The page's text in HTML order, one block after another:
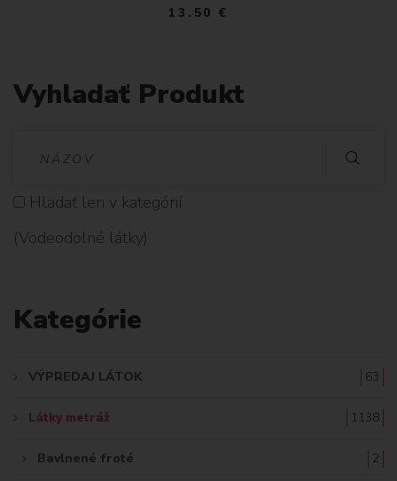
13.50 €
Vyhladať Produkt
D
Hladať len v kategórií
(Vodeodolné látky)
Kategórie
VÝPREDAJ LÁTOK 63
Látky metráž 1138
Bavlnené froté 2